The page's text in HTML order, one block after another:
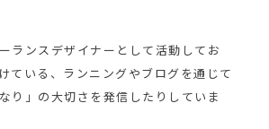
ランスデザイナーとして活動してお
ている、ランニングやブログを通じて
り」の大切さを発信したりしていま